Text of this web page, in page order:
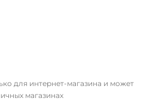
для интернет-магазина и может
магазинах